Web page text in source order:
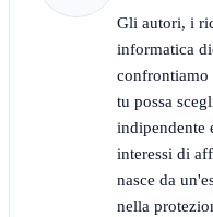
Gli autori, i
informatica
tu possa
indipendente
interessi di
nasce da
nella